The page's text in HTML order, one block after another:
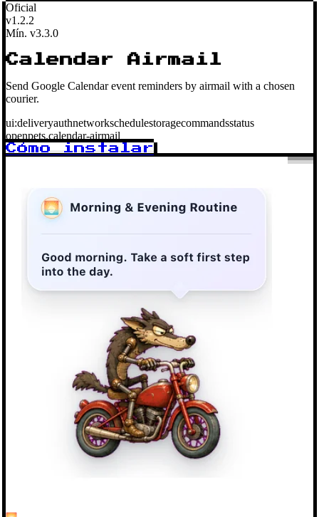
Oficial
v1.2.2
Mín. v3.3.0
Calendar Airmail
Send Google Calendar event reminders by airmail with a chosen
courier.
ui:deliveryauthnetworkschedulestoragecommandsstatus
openpets.calendar-airmail
Cómo instalar